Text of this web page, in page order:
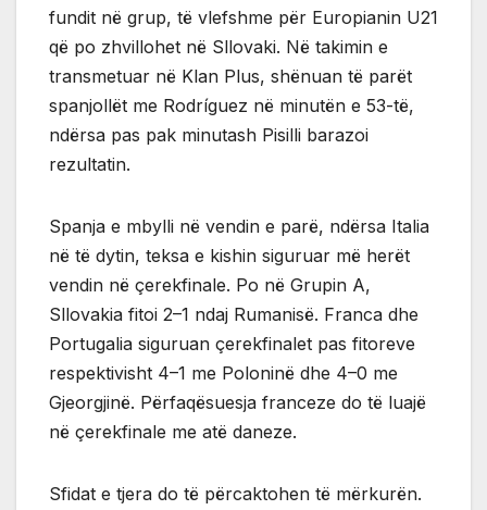
fundit në grup, të vlefshme për Europianin U21
që po zhvillohet në Sllovaki. Në takimin e
transmetuar në Klan Plus, shënuan të parët
spanjollët me Rodríguez në minutën e 53-të,
ndërsa pas pak minutash Pisilli barazoi
rezultatin.
Spanja e mbylli në vendin e parë, ndërsa Italia
në të dytin, teksa e kishin siguruar më herët
vendin në çerekfinale. Po në Grupin A,
Sllovakia fitoi 2–1 ndaj Rumanisë. Franca dhe
Portugalia siguruan çerekfinalet pas fitoreve
respektivisht 4–1 me Poloninë dhe 4–0 me
Gjeorgjinë. Përfaqësuesja franceze do të luajë
në çerekfinale me atë daneze.
Sfidat e tjera do të përcaktohen të mërkurën.